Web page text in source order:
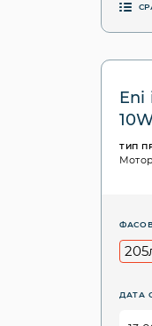
Eni
ТИП
ДАТА